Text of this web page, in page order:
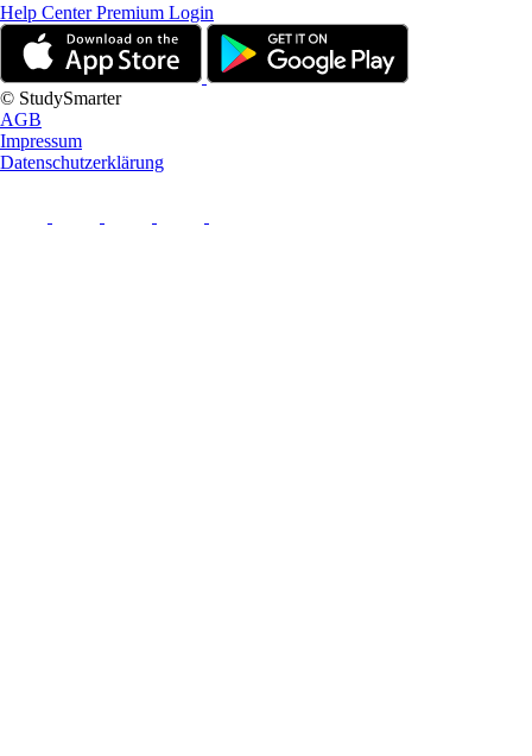
Help CenterPremium Login
© StudySmarter
AGB
Impressum
Datenschutzerklärung